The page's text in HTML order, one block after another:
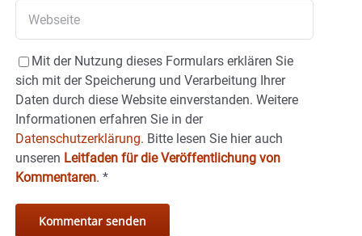
Mit der Nutzung dieses Formulars erklären Sie
sich mit der Speicherung und Verarbeitung Ihrer
Daten durch diese Website einverstanden. Weitere
Informationen erfahren Sie in der
Datenschutzerklärung. Bitte lesen Sie hier auch
unseren Leitfaden für die Veröffentlichung von
Kommentaren. *